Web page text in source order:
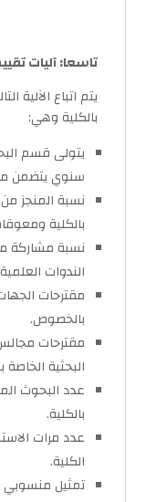
تاسعا: آليات
يتم اتباع الآلية
بالكلية وهي:
يتولى قسم
سنوي يتضمن
نسبة المنجز
بالكلية
نسبة مشاركة
الندوات
مقترحات
بالخصوص.
مقترحات
البحثية
عدد البحوث
بالكلية.
عدد مرات
الكلية.
تمثيل منسوبي